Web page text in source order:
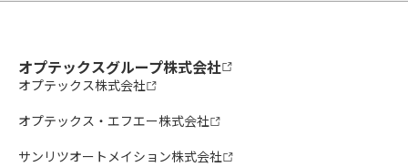
オプテックスグループ株式会社
オプテックス株式会社
オプテックス・エフエー株式会社
サンリツオートメイション株式会社